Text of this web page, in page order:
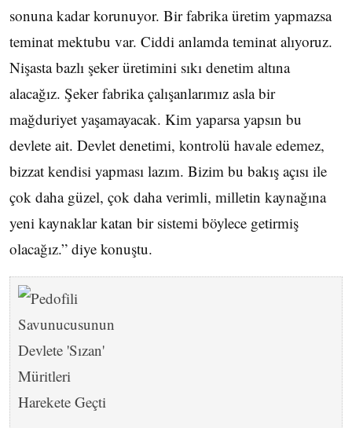
sonuna kadar korunuyor. Bir fabrika üretim yapmazsa
teminat mektubu var. Ciddi anlamda teminat alıyoruz.
Nişasta bazlı şeker üretimini sıkı denetim altına
alacağız. Şeker fabrika çalışanlarımız asla bir
mağduriyet yaşamayacak. Kim yaparsa yapsın bu
devlete ait. Devlet denetimi, kontrolü havale edemez,
bizzat kendisi yapması lazım. Bizim bu bakış açısı ile
çok daha güzel, çok daha verimli, milletin kaynağına
yeni kaynaklar katan bir sistemi böylece getirmiş
olacağız.” diye konuştu.